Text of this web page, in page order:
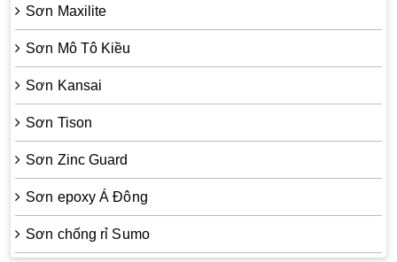
Sơn Maxilite
Sơn Mô Tô Kiều
Sơn Kansai
Sơn Tison
Sơn Zinc Guard
Sơn epoxy Á Đông
Sơn chống rỉ Sumo